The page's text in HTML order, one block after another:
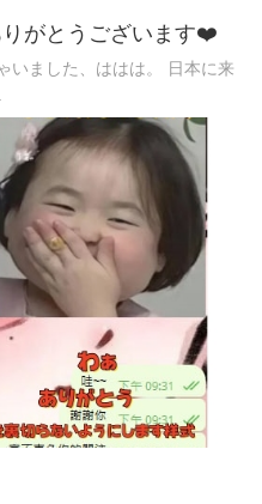
がとうございます❤️
いました、ははは。 日本に来